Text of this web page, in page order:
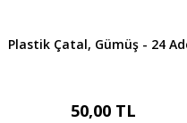
Plastik Çatal, Gümüş - 24
50,00 TL